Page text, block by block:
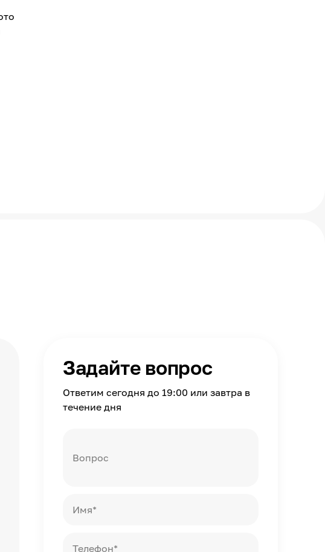
Задайте вопрос
Ответим сегодня до 19:00 или завтра в
течение дня
Вопрос
Имя*
Телефон*